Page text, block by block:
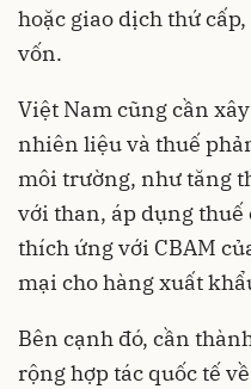
hoặc giao dịch thứ
vốn.
Việt Nam cũng cần
nhiên liệu và thuế
môi trường, như tăng
với than, áp dụng thuế
thích ứng với CBAM
mại cho hàng xuất
Bên cạnh đó, cần
rộng hợp tác quốc tế